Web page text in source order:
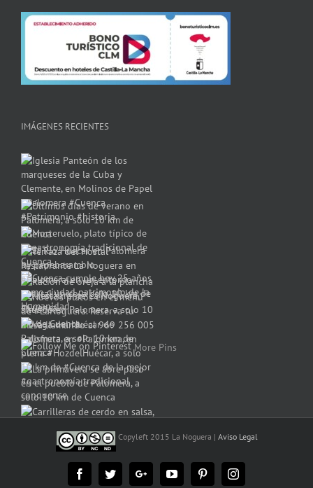
IMÁGENES RECIENTES
More Pins
Copyleft 2015 La Noguera | Aviso Legal
FacebookTwitterGoogle+YouTubePinterestInstagram